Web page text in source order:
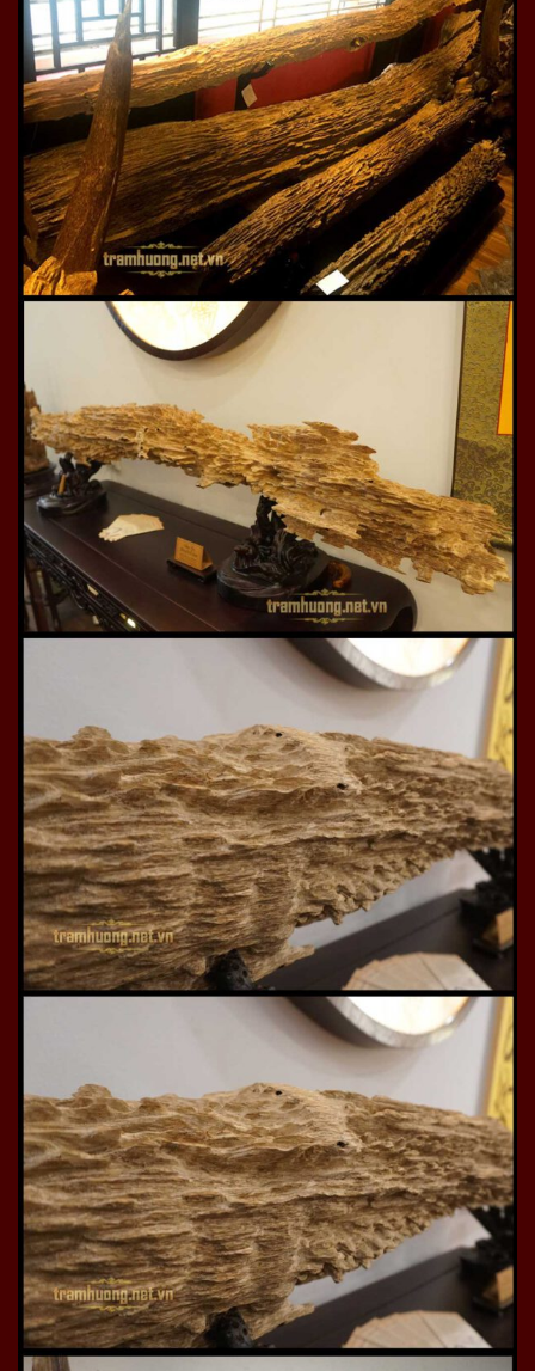
Hương trầm Thiên Phúc Onplaza cam kết
Thiên Phúc Onplaza set up hương trầm theo mong
muốn của quý vị, tự lựa chọn tỷ lệ trầm theo sở thích.
Thiên Phúc Onplaza nhận làm hương trầm theo hình
dáng, dạng bột/ nén/nụ/tháp… quí vị mong muốn.
Thiên Phúc Onplaza cam kết quí vị được mắt thấy,
tay sờ, mũi ngửi từng loại nguyên liệu.
Hương trầm Thiên Phúc Onplaza sản xuất theo quy
trình truyền thống, nguyên liệu trầm hương loại 1
nguyên chất.
Sản phẩm đầy đủ giấy kiểm nghiệm, chứng nhận
=> Xem thêm sản phẩm cây nhang trầm được người
chơi trầm đánh giá rất cao:Cây hương trầm Thiên Phúc
vip7
Một số hình ảnh sản phẩm hương trầm
nguyên chất tại Trầm Hương Thiên Phúc
Onplaza được khách hàng ưa thích: